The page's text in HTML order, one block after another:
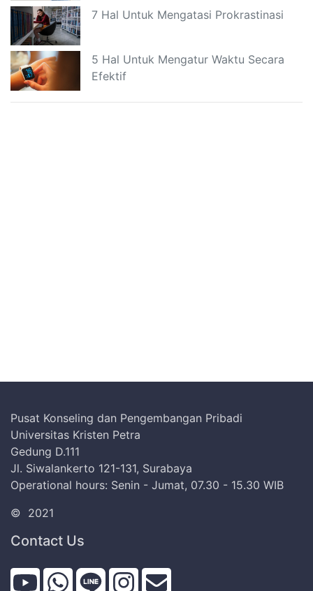
7 Hal Untuk Mengatasi Prokrastinasi
5 Hal Untuk Mengatur Waktu Secara
Efektif
Pusat Konseling dan Pengembangan Pribadi
Universitas Kristen Petra
Gedung D.111
Jl. Siwalankerto 121-131, Surabaya
Operational hours: Senin - Jumat, 07.30 - 15.30 WIB
© 2021
Contact Us